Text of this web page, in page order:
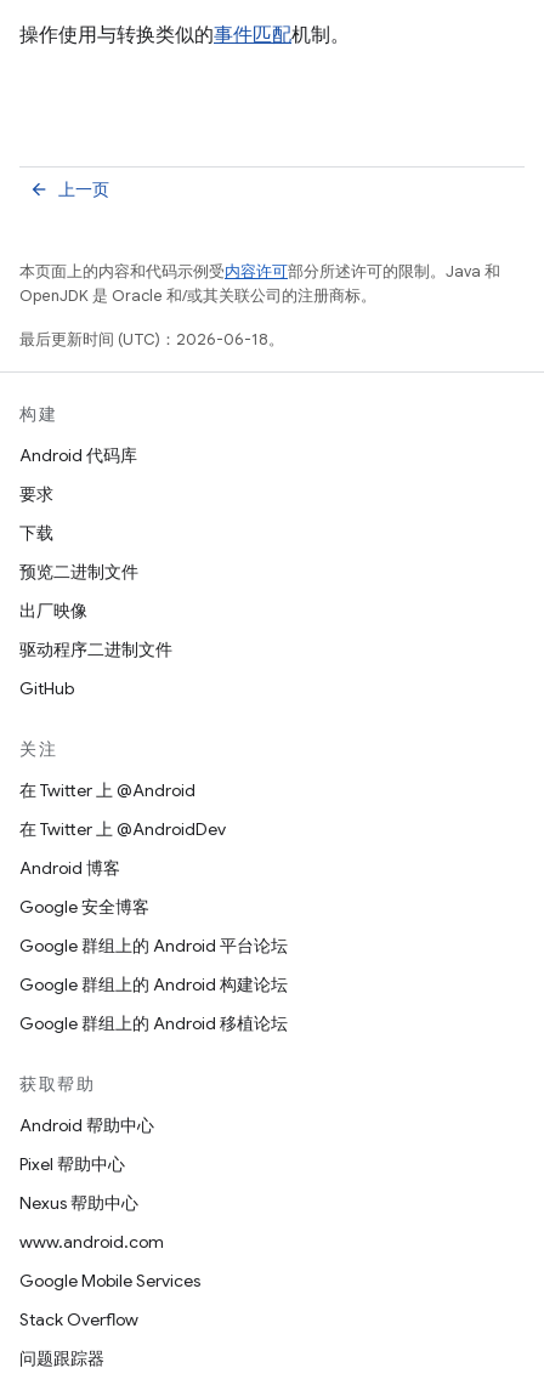
操作使用与转换类似的事件匹配机制。
上一页
arrow_back
本页面上的内容和代码示例受内容许可部分所述许可的限制。Java 和
OpenJDK 是 Oracle 和/或其关联公司的注册商标。
最后更新时间 (UTC)：2026-06-18。
构建
Android 代码库
要求
下载
预览二进制文件
出厂映像
驱动程序二进制文件
GitHub
关注
在 Twitter 上 @Android
在 Twitter 上 @AndroidDev
Android 博客
Google 安全博客
Google 群组上的 Android 平台论坛
Google 群组上的 Android 构建论坛
Google 群组上的 Android 移植论坛
获取帮助
Android 帮助中心
Pixel 帮助中心
Nexus 帮助中心
www.android.com
Google Mobile Services
Stack Overflow
问题跟踪器